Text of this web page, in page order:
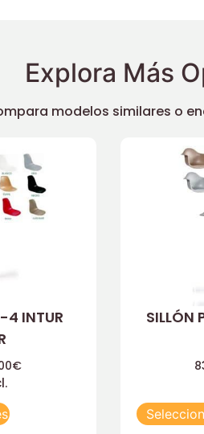
Explora Más
modelos similares o
4 INTUR
€
SILLÓN